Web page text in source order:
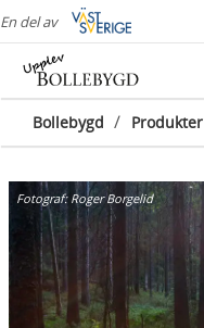
En del av
Bollebygd / Produkter
Fotograf: Roger Borgelid